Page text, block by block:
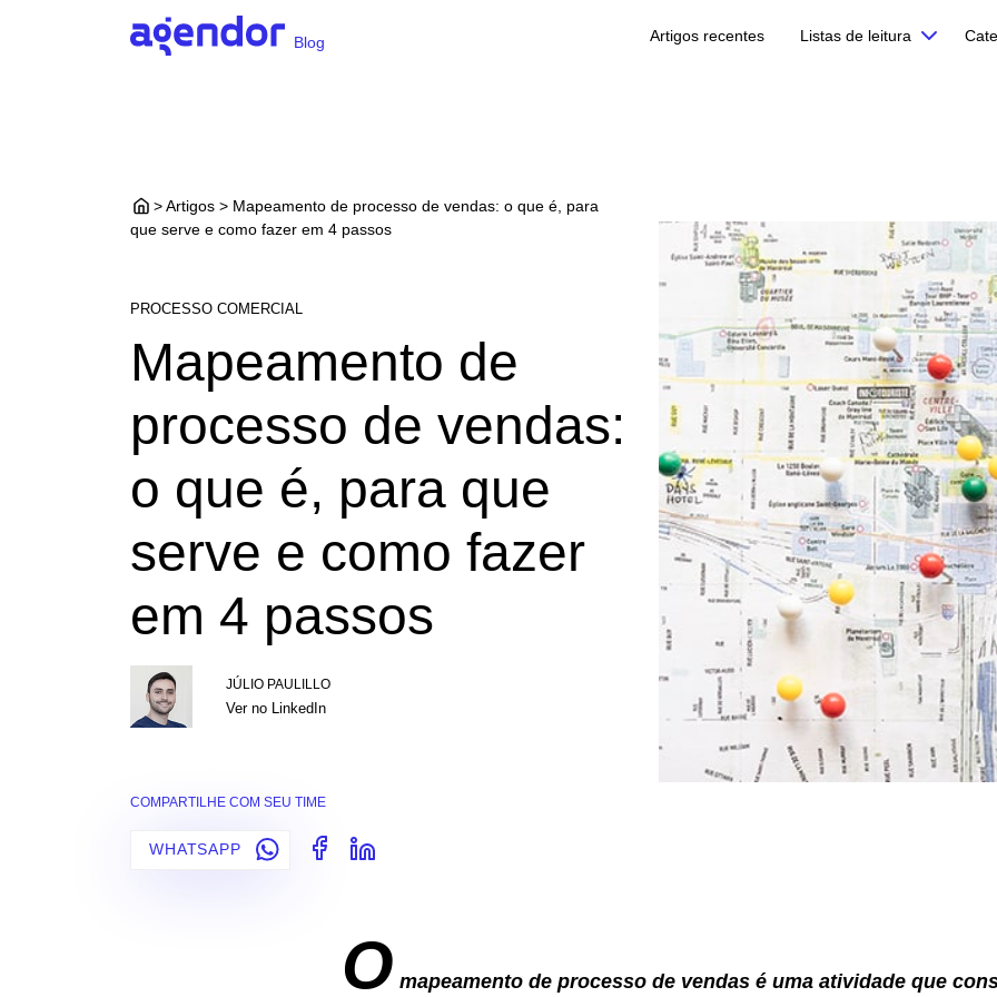
Blog Artigos recentes Listas de leitura
> Artigos > Mapeamento de processo de vendas: o que é, para
que serve e como fazer em 4 passos
PROCESSO COMERCIAL
Mapeamento de
processo de vendas:
o que é, para que
serve e como fazer
em 4 passos
JÚLIO PAULILLO
Ver no LinkedIn
COMPARTILHE COM SEU TIME
WHATSAPP
O mapeamento de processo de vendas é uma atividade que